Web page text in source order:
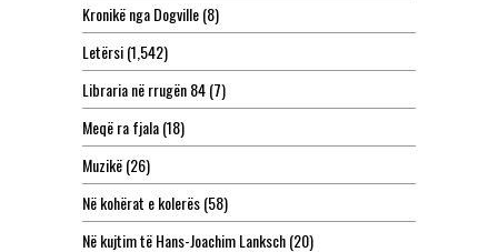
Kronikë nga Dogville(8)
Letërsi(1,542)
Libraria në rrugën 84(7)
Meqë ra fjala(18)
Muzikë(26)
Në kohërat e kolerës(58)
Në kujtim të Hans-Joachim Lanksch(20)